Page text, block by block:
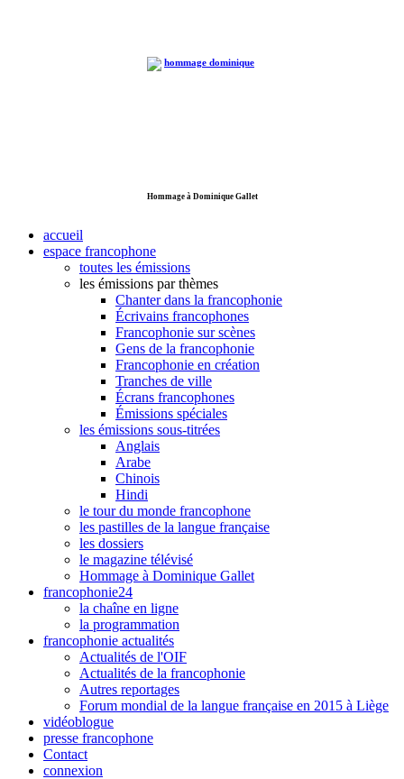
Hommage à Dominique Gallet
accueil
espace francophone
toutes les émissions
les émissions par thèmes
Chanter dans la francophonie
Écrivains francophones
Francophonie sur scènes
Gens de la francophonie
Francophonie en création
Tranches de ville
Écrans francophones
Émissions spéciales
les émissions sous-titrées
Anglais
Arabe
Chinois
Hindi
le tour du monde francophone
les pastilles de la langue française
les dossiers
le magazine télévisé
Hommage à Dominique Gallet
francophonie24
la chaîne en ligne
la programmation
francophonie actualités
Actualités de l'OIF
Actualités de la francophonie
Autres reportages
Forum mondial de la langue française en 2015 à Liège
vidéoblogue
presse francophone
Contact
connexion